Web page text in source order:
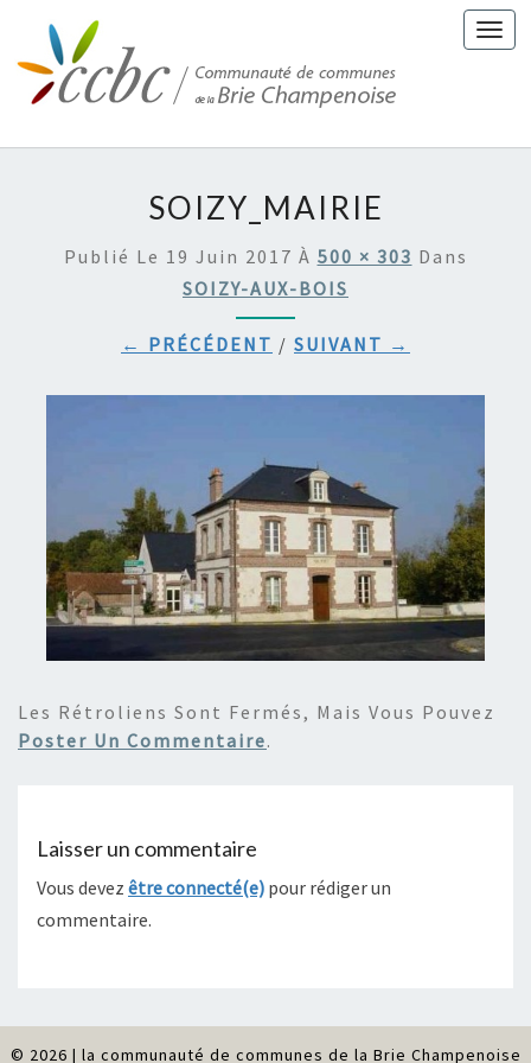
SOIZY_MAIRIE
Publié Le 19 Juin 2017 À 500 × 303 Dans
SOIZY-AUX-BOIS
← PRÉCÉDENT / SUIVANT →
Les Rétroliens Sont Fermés, Mais Vous Pouvez
Poster Un Commentaire.
Laisser un commentaire
Vous devez être connecté(e) pour rédiger un
commentaire.
© 2026 | la communauté de communes de la Brie Champenoise